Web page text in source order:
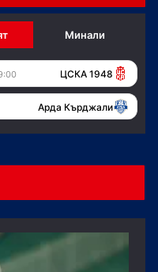
Минали
ЦСКА 1948
Арда Кърджали